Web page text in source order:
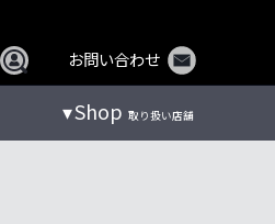
お問い合わせ
Shop 取り扱い店舗